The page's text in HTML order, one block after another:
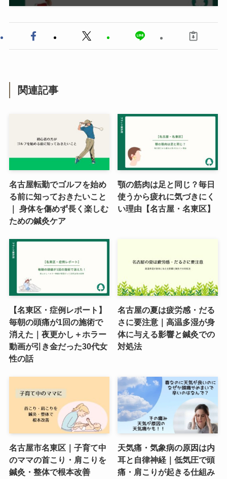
関連記事
名古屋転勤でゴルフを始め
る前に知っておきたいこと
｜ 身体を傷めず長く楽しむ
ための鍼灸ケア
顎の筋肉は足と同じ？毎日
使うから疲れに気づきにく
い理由【名古屋・名東区】
【名東区・症例レポート】
毎朝の頭痛が1回の施術で
消えた｜夜更かし＋ホラー
動画が引き金だった30代女
性の話
名古屋の夏は疲労感・だる
さに要注意｜高温多湿が身
体に与える影響と鍼灸での
対処法
名古屋市名東区｜子育て中
のママの首こり・肩こりを
鍼灸・整体で根本改善
天気痛・気象病の原因は内
耳と自律神経｜低気圧で頭
痛・肩こりが起きる仕組み